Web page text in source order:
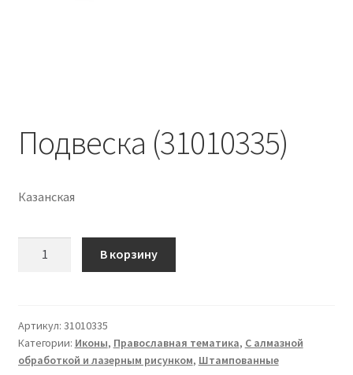
Подвеска (31010335)
Казанская
В корзину
Артикул: 31010335
Категории: Иконы, Православная тематика, С алмазной
обработкой и лазерным рисунком, Штампованные